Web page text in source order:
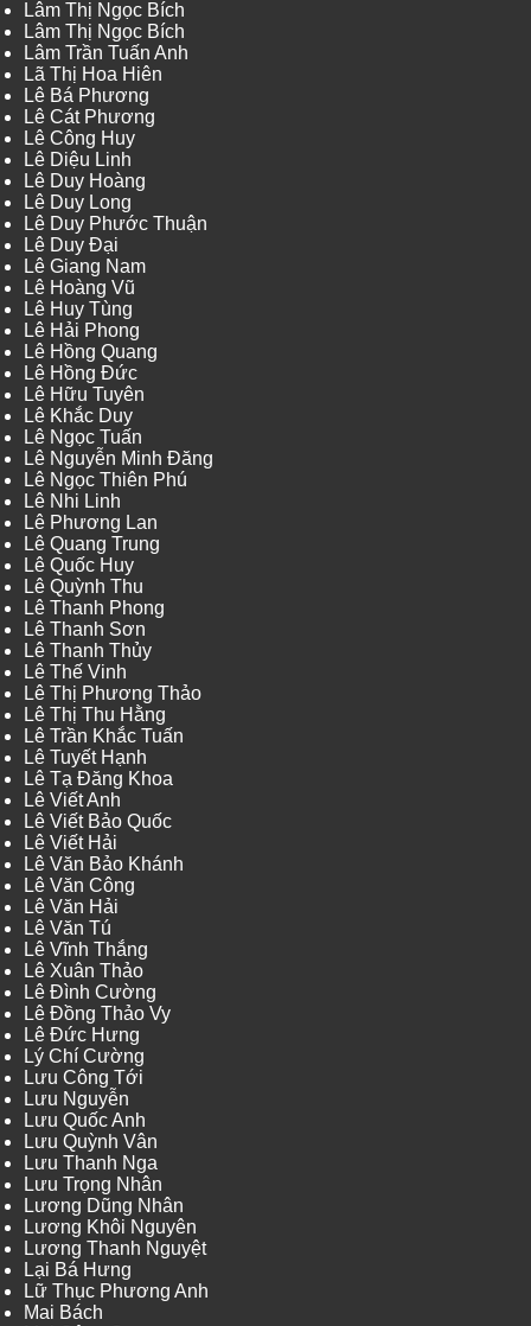
Lâm Thị Ngọc Bích
Lâm Thị Ngọc Bích
Lâm Trần Tuấn Anh
Lã Thị Hoa Hiên
Lê Bá Phương
Lê Cát Phương
Lê Công Huy
Lê Diệu Linh
Lê Duy Hoàng
Lê Duy Long
Lê Duy Phước Thuận
Lê Duy Đại
Lê Giang Nam
Lê Hoàng Vũ
Lê Huy Tùng
Lê Hải Phong
Lê Hồng Quang
Lê Hồng Đức
Lê Hữu Tuyên
Lê Khắc Duy
Lê Ngọc Tuấn
Lê Nguyễn Minh Đăng
Lê Ngọc Thiên Phú
Lê Nhi Linh
Lê Phương Lan
Lê Quang Trung
Lê Quốc Huy
Lê Quỳnh Thu
Lê Thanh Phong
Lê Thanh Sơn
Lê Thanh Thủy
Lê Thế Vinh
Lê Thị Phương Thảo
Lê Thị Thu Hằng
Lê Trần Khắc Tuấn
Lê Tuyết Hạnh
Lê Tạ Đăng Khoa
Lê Viết Anh
Lê Viết Bảo Quốc
Lê Viết Hải
Lê Văn Bảo Khánh
Lê Văn Công
Lê Văn Hải
Lê Văn Tú
Lê Vĩnh Thắng
Lê Xuân Thảo
Lê Đình Cường
Lê Đồng Thảo Vy
Lê Đức Hưng
Lý Chí Cường
Lưu Công Tới
Lưu Nguyễn
Lưu Quốc Anh
Lưu Quỳnh Vân
Lưu Thanh Nga
Lưu Trọng Nhân
Lương Dũng Nhân
Lương Khôi Nguyên
Lương Thanh Nguyệt
Lại Bá Hưng
Lữ Thục Phương Anh
Mai Bách